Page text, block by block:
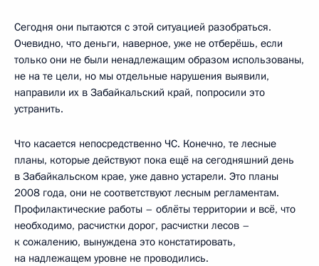
Сегодня они пытаются с этой ситуацией разобраться.
Очевидно, что деньги, наверное, уже не отберёшь, если
только они не были ненадлежащим образом использованы,
не на те цели, но мы отдельные нарушения выявили,
направили их в Забайкальский край, попросили это
устранить.
Что касается непосредственно ЧС. Конечно, те лесные
планы, которые действуют пока ещё на сегодняшний день
в Забайкальском крае, уже давно устарели. Это планы
2008 года, они не соответствуют лесным регламентам.
Профилактические работы – облёты территории и всё, что
необходимо, расчистки дорог, расчистки лесов –
к сожалению, вынуждена это констатировать,
на надлежащем уровне не проводились.